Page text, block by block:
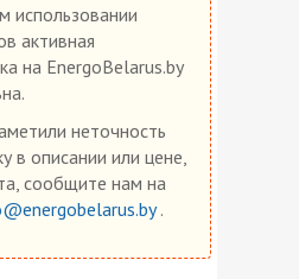
использовании
активная
на EnergoBelarus.by
неточность
в описании или цене,
сообщите нам на
.